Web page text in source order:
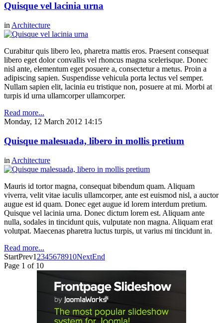
Quisque vel lacinia urna
in Architecture
Curabitur quis libero leo, pharetra mattis eros. Praesent consequat
libero eget dolor convallis vel rhoncus magna scelerisque. Donec
nisl ante, elementum eget posuere a, consectetur a metus. Proin a
adipiscing sapien. Suspendisse vehicula porta lectus vel semper.
Nullam sapien elit, lacinia eu tristique non, posuere at mi. Morbi at
turpis id urna ullamcorper ullamcorper.
Read more...
Monday, 12 March 2012 14:15
Quisque malesuada, libero in mollis pretium
in Architecture
Mauris id tortor magna, consequat bibendum quam. Aliquam
viverra, velit vitae iaculis ullamcorper, ante est euismod nisl, a auctor
augue est id quam. Donec eget augue id lorem interdum pretium.
Quisque vel lacinia urna. Donec dictum lorem est. Aliquam ante
nulla, sodales in tincidunt quis, vulputate non magna. Aliquam erat
volutpat. Maecenas pharetra luctus turpis, ut varius mi tincidunt in.
Read more...
StartPrev1 2345678910NextEnd
Page 1 of 10